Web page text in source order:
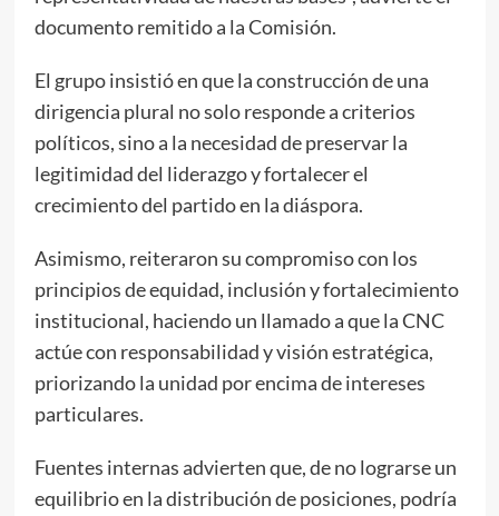
documento remitido a la Comisión.
El grupo insistió en que la construcción de una
dirigencia plural no solo responde a criterios
políticos, sino a la necesidad de preservar la
legitimidad del liderazgo y fortalecer el
crecimiento del partido en la diáspora.
Asimismo, reiteraron su compromiso con los
principios de equidad, inclusión y fortalecimiento
institucional, haciendo un llamado a que la CNC
actúe con responsabilidad y visión estratégica,
priorizando la unidad por encima de intereses
particulares.
Fuentes internas advierten que, de no lograrse un
equilibrio en la distribución de posiciones, podría